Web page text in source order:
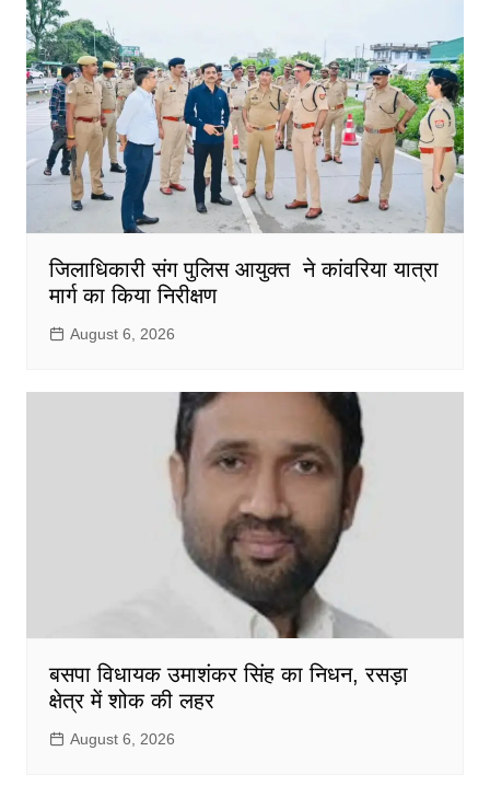
जिलाधिकारी संग पुलिस आयुक्त ने कांवरिया यात्रा
मार्ग का किया निरीक्षण
August 6, 2026
बसपा विधायक उमाशंकर सिंह का निधन, रसड़ा
क्षेत्र में शोक की लहर
August 6, 2026